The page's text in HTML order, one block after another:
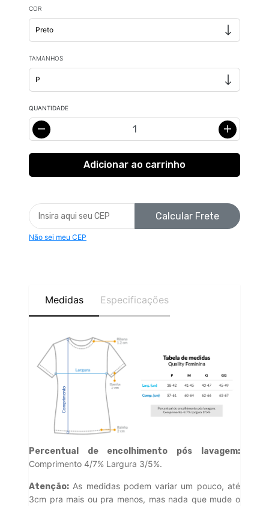
COR
TAMANHOS
QUANTIDADE
Calcular Frete
Não sei meu CEP
Medidas Especificações
Percentual de encolhimento pós lavagem:
Comprimento 4/7% Largura 3/5%.
Atenção: As medidas podem variar um pouco, até
3cm pra mais ou pra menos, mas nada que mude o